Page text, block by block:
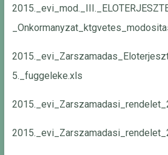
5._fuggeleke.xls